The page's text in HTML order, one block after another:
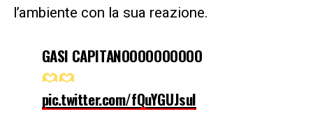
l’ambiente con la sua reazione.
GASI CAPITANOOOOOOOOOO
pic.twitter.com/fQuYGUJsuI